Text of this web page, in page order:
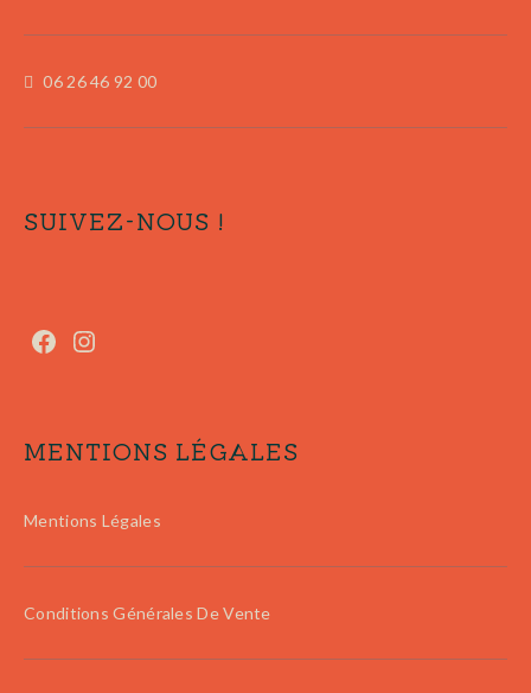
06 26 46 92 00
SUIVEZ-NOUS !
MENTIONS LÉGALES
Mentions Légales
Conditions Générales De Vente